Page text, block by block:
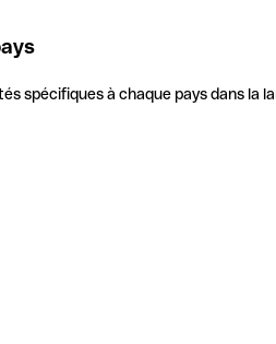
spécifiques à chaque pays dans la